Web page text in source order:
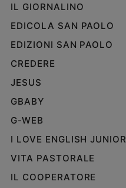
IL GIORNALINO
EDICOLA SAN PAOLO
EDIZIONI SAN PAOLO
CREDERE
JESUS
GBABY
G-WEB
I LOVE ENGLISH JUNIOR
VITA PASTORALE
IL COOPERATORE